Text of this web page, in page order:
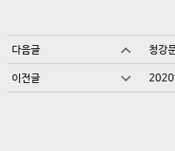
다음글 청강
이전글 2020